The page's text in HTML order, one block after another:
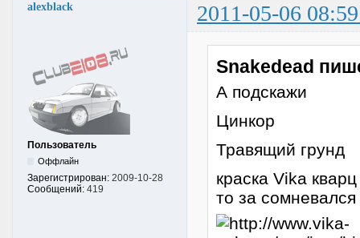
alexblack 2011-05-06
Пользователь
Оффлайн
Зарегистрирован: 2009-10-28
Сообщений: 419
Snakedead
А подскажи
Цинкор
Травящий грунд
краска Vika
то за